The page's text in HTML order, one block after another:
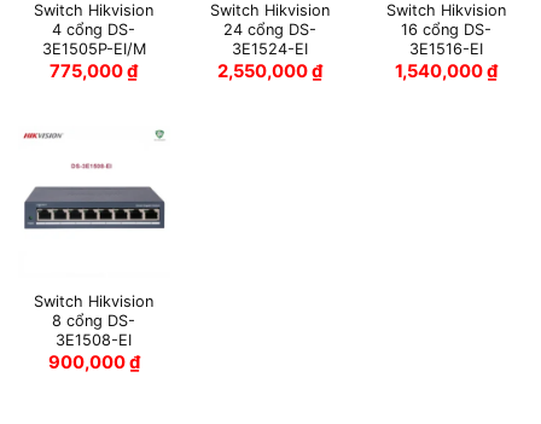
Switch Hikvision
4 cổng DS-
3E1505P-EI/M
775,000₫
Switch Hikvision
24 cổng DS-
3E1524-EI
2,550,000₫
Switch Hikvision
16 cổng DS-
3E1516-EI
1,540,000₫
Switch Hikvision
8 cổng DS-
3E1508-EI
900,000₫